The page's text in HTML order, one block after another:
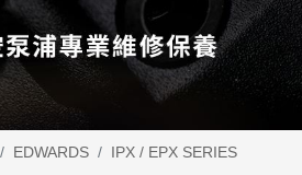
EDWARDS IPX / EPX SERIES